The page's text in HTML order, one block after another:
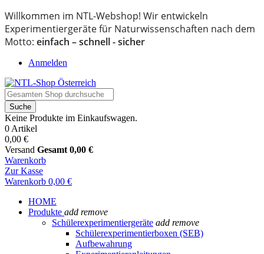
Willkommen im NTL-Webshop! Wir entwickeln
Experimentiergeräte für Naturwissenschaften nach dem
Motto: einfach – schnell - sicher
Anmelden
Suche
Keine Produkte im Einkaufswagen.
0 Artikel
0,00 €
Versand Gesamt 0,00 €
Warenkorb
Zur Kasse
Warenkorb 0,00 €
HOME
Produkte add remove
Schülerexperimentiergeräte add remove
Schülerexperimentierboxen (SEB)
Aufbewahrung